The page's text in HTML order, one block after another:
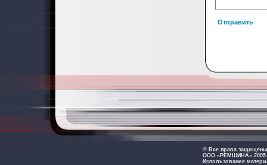
Отправить
© Все права защищены
ООО «РЕМШИНА» 2005
Использование